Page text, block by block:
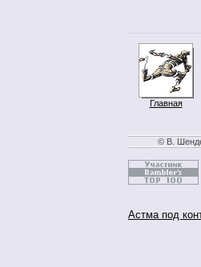
Главная
© В.
Астма под